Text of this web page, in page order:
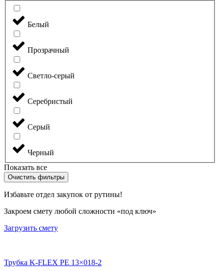
Белый
Прозрачный
Светло-серый
Серебристый
Серый
Черный
Показать все
Очистить фильтры
Избавьте отдел закупок от рутины!
Закроем смету любой сложности «под ключ»
Загрузить смету
Трубка K-FLEX PE 13×018-2